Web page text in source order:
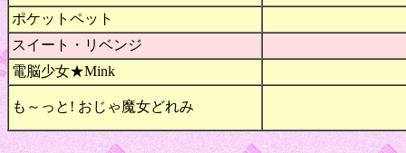
ポケットペット
スイート・リベンジ
電脳少女★Mink
も～っと! おじゃ魔女どれみ